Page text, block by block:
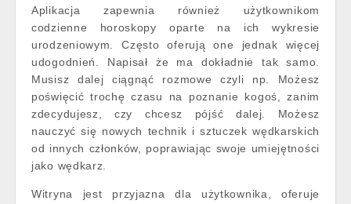
Aplikacja zapewnia również użytkownikom
codzienne horoskopy oparte na ich wykresie
urodzeniowym. Często oferują one jednak więcej
udogodnień. Napisał że ma dokładnie tak samo.
Musisz dalej ciągnąć rozmowe czyli np. Możesz
poświęcić trochę czasu na poznanie kogoś, zanim
zdecydujesz, czy chcesz pójść dalej. Możesz
nauczyć się nowych technik i sztuczek wędkarskich
od innych członków, poprawiając swoje umiejętności
jako wędkarz.
Witryna jest przyjazna dla użytkownika, oferuje